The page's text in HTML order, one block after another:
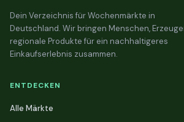
Dein Verzeichnis für Wochenmärkte in
Deutschland. Wir bringen Menschen,
regionale Produkte für ein nachhaltigeres
Einkaufserlebnis zusammen.
ENTDECKEN
Alle Märkte